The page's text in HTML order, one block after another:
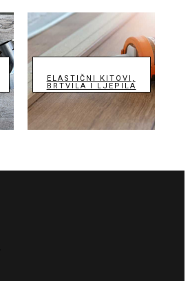
ELASTIČNI KITOVI,
BRTVILA I LJEPILA